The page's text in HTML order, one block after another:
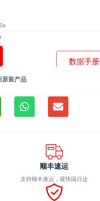
数据手册
装产品
顺丰速运
支持顺丰速运，最快隔日达